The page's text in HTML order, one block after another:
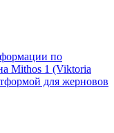
по
Mithos 1 (Viktoria
для жерновов